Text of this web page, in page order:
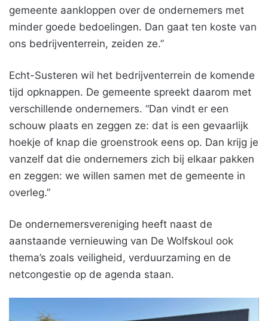
gemeente aankloppen over de ondernemers met
minder goede bedoelingen. Dan gaat ten koste van
ons bedrijventerrein, zeiden ze.”
Echt-Susteren wil het bedrijventerrein de komende
tijd opknappen. De gemeente spreekt daarom met
verschillende ondernemers. “Dan vindt er een
schouw plaats en zeggen ze: dat is een gevaarlijk
hoekje of knap die groenstrook eens op. Dan krijg je
vanzelf dat die ondernemers zich bij elkaar pakken
en zeggen: we willen samen met de gemeente in
overleg.”
De ondernemersvereniging heeft naast de
aanstaande vernieuwing van De Wolfskoul ook
thema’s zoals veiligheid, verduurzaming en de
netcongestie op de agenda staan.